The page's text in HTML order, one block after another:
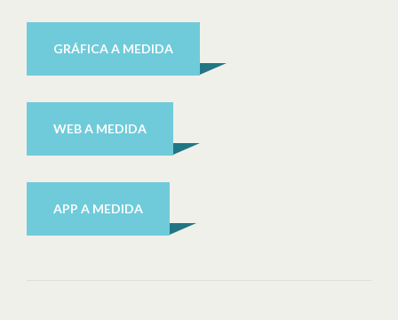
GRÁFICA A MEDIDA
WEB A MEDIDA
APP A MEDIDA